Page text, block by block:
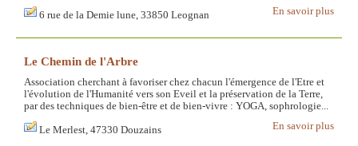
En savoir plus
6 rue de la Demie lune, 33850 Leognan
Le Chemin de l'Arbre
Association cherchant à favoriser chez chacun l'émergence de l'Etre et
l'évolution de l'Humanité vers son Eveil et la préservation de la Terre,
par des techniques de bien-être et de bien-vivre : YOGA, sophrologie...
En savoir plus
Le Merlest, 47330 Douzains